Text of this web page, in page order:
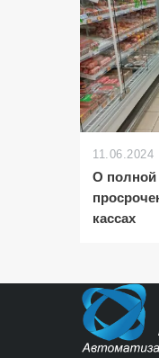
11.06.2024
О полной
кассах